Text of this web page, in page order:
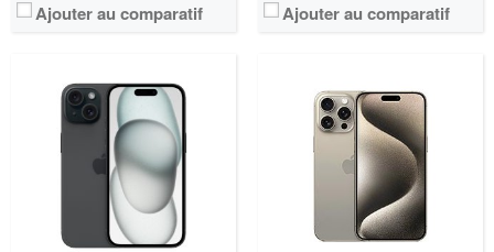
Ajouter au comparatif Ajouter au comparatif